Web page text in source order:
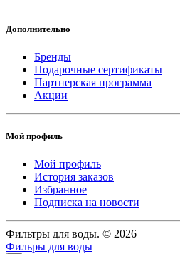
Дополнительно
Бренды
Подарочные сертификаты
Партнерская программа
Акции
Мой профиль
Мой профиль
История заказов
Избранное
Подписка на новости
Фильтры для воды. © 2026
Фильры для воды